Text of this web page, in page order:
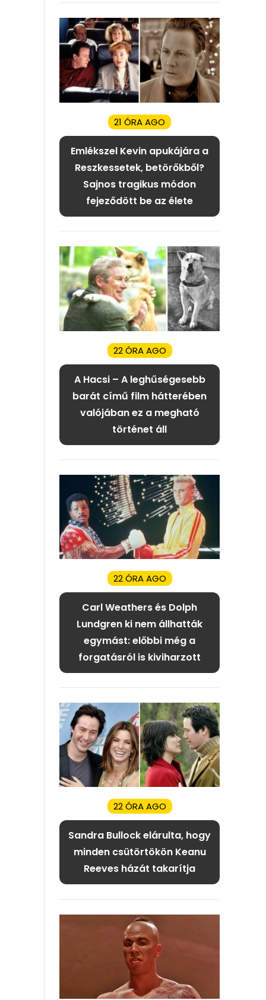
21 ÓRA AGO
Emlékszel Kevin apukájára a
Reszkessetek, betörőkből?
Sajnos tragikus módon
fejeződött be az élete
22 ÓRA AGO
A Hacsi – A leghűségesebb
barát című film hátterében
valójában ez a megható
történet áll
22 ÓRA AGO
Carl Weathers és Dolph
Lundgren ki nem állhatták
egymást: előbbi még a
forgatásról is kiviharzott
22 ÓRA AGO
Sandra Bullock elárulta, hogy
minden csütörtökön Keanu
Reeves házát takarítja